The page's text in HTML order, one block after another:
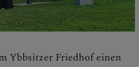
Ybbsitzer Friedhof einen